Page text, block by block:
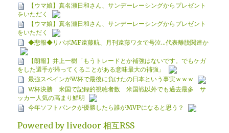
【ウマ娘】真名瀬日和さん、サンデーレーシングからプレゼント
をいただく
【ウマ娘】真名瀬日和さん、サンデーレーシングからプレゼント
をいただく
◆悲報◆リバポMF遠藤航、月刊遠藤ワタで号泣…代表離脱関連か
【朗報】井上一樹「もうトレードとか補強はないです。でもケガ
をした選手が帰ってくることがある意味最大の補強」
最強スペインがW杯で最後に負けたの日本という事実ｗｗｗ
W杯決勝 米国で記録的視聴者数 米国戦以外でも過去最多 サ
ッカー人気の高まり鮮明
今年ソフトバンクが優勝したら誰がMVPになると思う？
Powered by livedoor 相互RSS